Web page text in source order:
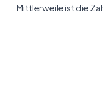
Mittlerweile ist die